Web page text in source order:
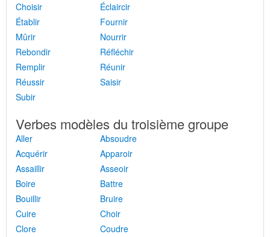
Choisir
Éclaircir
Établir
Fournir
Mûrir
Nourrir
Rebondir
Réfléchir
Remplir
Réunir
Réussir
Saisir
Subir
Verbes modèles du troisième groupe
Aller
Absoudre
Acquérir
Apparoir
Assaillir
Asseoir
Boire
Battre
Bouillir
Bruire
Cuire
Choir
Clore
Coudre